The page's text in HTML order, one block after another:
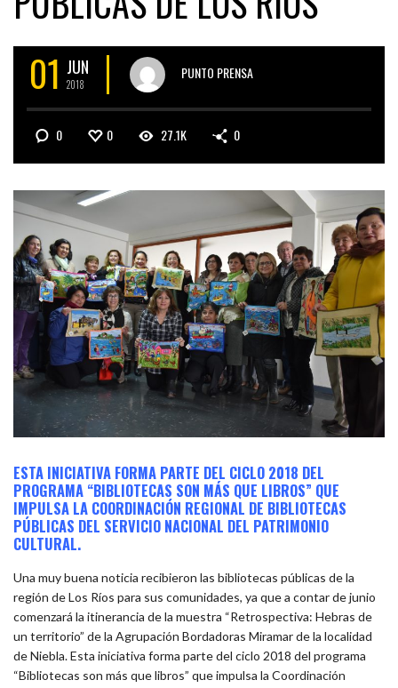
01 JUN
2018
PUNTO PRENSA
0 0 27.1K 0
ESTA INICIATIVA FORMA PARTE DEL CICLO 2018 DEL
PROGRAMA “BIBLIOTECAS SON MÁS QUE LIBROS” QUE
IMPULSA LA COORDINACIÓN REGIONAL DE BIBLIOTECAS
PÚBLICAS DEL SERVICIO NACIONAL DEL PATRIMONIO
CULTURAL.
Una muy buena noticia recibieron las bibliotecas públicas de la
región de Los Ríos para sus comunidades, ya que a contar de junio
comenzará la itinerancia de la muestra “Retrospectiva: Hebras de
un territorio” de la Agrupación Bordadoras Miramar de la localidad
de Niebla. Esta iniciativa forma parte del ciclo 2018 del programa
“Bibliotecas son más que libros” que impulsa la Coordinación